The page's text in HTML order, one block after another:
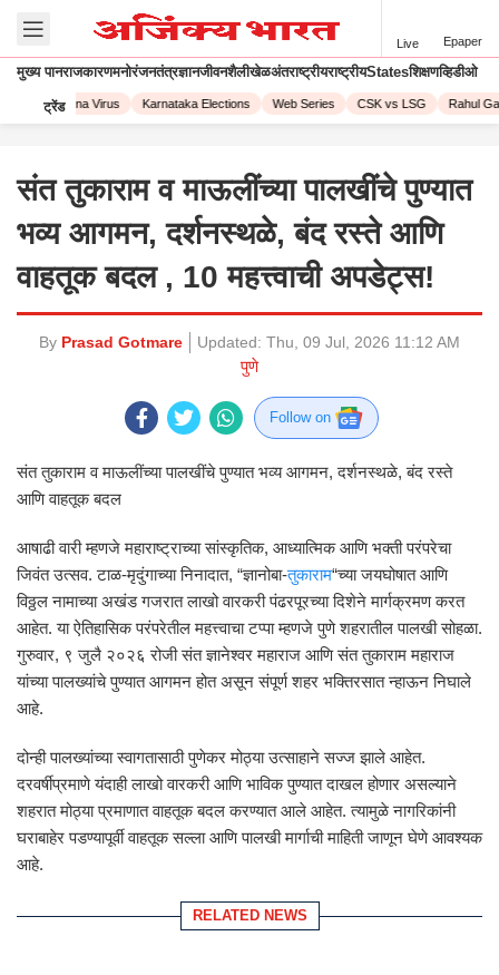
Live Epaper
मुख्य पानराजकारणमनोरंजनतंत्रज्ञानजीवनशैलीखेळअंतराष्ट्रीयराष्ट्रीयStatesशिक्षणव्हिडीओ
ट्रेंड
Corona Virus Karnataka Elections Web Series CSK vs LSG Rahul
संत तुकाराम व माऊलींच्या पालखींचे पुण्यात
भव्य आगमन, दर्शनस्थळे, बंद रस्ते आणि
वाहतूक बदल , 10 महत्त्वाची अपडेट्स!
By Prasad Gotmare Updated: Thu, 09 Jul, 2026 11:12 AM
पुणे
Follow on
संत तुकाराम व माऊलींच्या पालखींचे पुण्यात भव्य आगमन, दर्शनस्थळे, बंद रस्ते
आणि वाहतूक बदल
आषाढी वारी म्हणजे महाराष्ट्राच्या सांस्कृतिक, आध्यात्मिक आणि भक्ती परंपरेचा
जिवंत उत्सव. टाळ-मृदुंगाच्या निनादात, “ज्ञानोबा-तुकाराम“च्या जयघोषात आणि
विठ्ठल नामाच्या अखंड गजरात लाखो वारकरी पंढरपूरच्या दिशेने मार्गक्रमण करत
आहेत. या ऐतिहासिक परंपरेतील महत्त्वाचा टप्पा म्हणजे पुणे शहरातील पालखी सोहळा.
गुरुवार, ९ जुलै २०२६ रोजी संत ज्ञानेश्वर महाराज आणि संत तुकाराम महाराज
यांच्या पालख्यांचे पुण्यात आगमन होत असून संपूर्ण शहर भक्तिरसात न्हाऊन निघाले
आहे.
दोन्ही पालख्यांच्या स्वागतासाठी पुणेकर मोठ्या उत्साहाने सज्ज झाले आहेत.
दरवर्षीप्रमाणे यंदाही लाखो वारकरी आणि भाविक पुण्यात दाखल होणार असल्याने
शहरात मोठ्या प्रमाणात वाहतूक बदल करण्यात आले आहेत. त्यामुळे नागरिकांनी
घराबाहेर पडण्यापूर्वी वाहतूक सल्ला आणि पालखी मार्गाची माहिती जाणून घेणे आवश्यक
आहे.
RELATED NEWS